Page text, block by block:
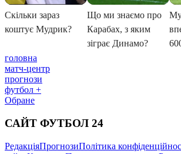
головна
матч-центр
прогнози
футбол +
Обране
САЙТ ФУТБОЛ 24
РедакціяПрогнозиПолітика